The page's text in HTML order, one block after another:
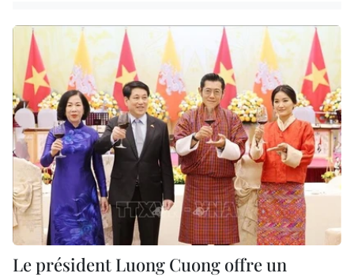
Le président Luong Cuong offre un